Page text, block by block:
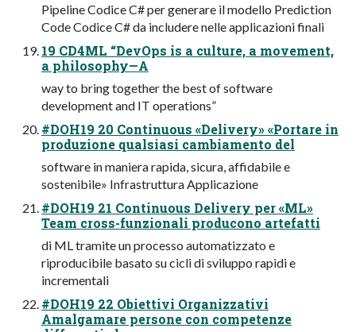
Pipeline Codice C# per generare il modello Prediction
Code Codice C# da includere nelle applicazioni finali
19 CD4ML “DevOps is a culture, a movement,
a philosophy—A
way to bring together the best of software
development and IT operations”
#DOH19 20 Continuous «Delivery» «Portare in
produzione qualsiasi cambiamento del
software in maniera rapida, sicura, affidabile e
sostenibile» Infrastruttura Applicazione
#DOH19 21 Continuous Delivery per «ML»
Team cross-funzionali producono artefatti
di ML tramite un processo automatizzato e
riproducibile basato su cicli di sviluppo rapidi e
incrementali
#DOH19 22 Obiettivi Organizzativi
Amalgamare persone con competenze